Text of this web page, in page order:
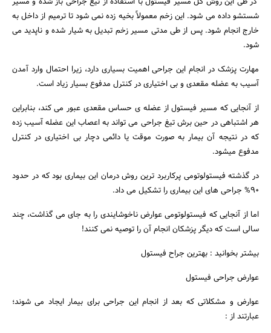
شستشو داده می شود. این زخم معمولاً بخیه زده نمی شود تا ترمیم از داخل به
خارج انجام شود. پس از طی مدتی مسیر زخم تبدیل به شیار شده و ناپدید می
شود.
مهارت پزشک در انجام این جراحی اهمیت بسیاری دارد، زیرا احتمال وارد آمدن
آسیب به عضله مقعدی و بی اختیاری در کنترل مدفوع بسیار زیاد است.
از آنجایی که مسیر فیستول از عضله ی حساس مقعدی عبور می کند، بنابراین
هر اشتباهی در حین برش تیغ جراحی می تواند به اعصاب این عضله آسیب زده
که در نتیجه آن بیمار به صورت موقت یا دائمی دچار بی اختیاری در کنترل
مدفوع میشود.
در گذشته فیستولوتومی پرکاربرد ترین روش درمان این بیماری بود که در حدود
۹۰% جراحی های این بیماری را تشکیل می داد.
اما از آنجایی که فیستولوتومی عوارض ناخوشایندی را به جای می گذاشت، چند
سالی است که دیگر پزشکان انجام آن را توصیه نمی کنند!
بیشتر بخوانید : بهترین جراح فیستول
عوارض جراحی فیستول
عوارض و مشکلاتی که بعد از انجام این جراحی برای بیمار ایجاد می شوند؛
عبارتند از :